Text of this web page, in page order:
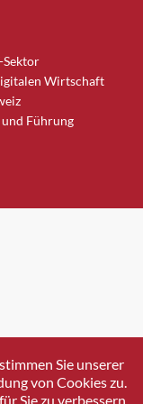
Sektor
Wirtschaft
Führung
Sie unserer
von Cookies zu.
Sie zu verbessern.